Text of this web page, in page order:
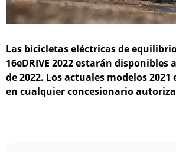
Las bicicletas eléctricas de equilibrio
16eDRIVE 2022 estarán disponibles
de 2022. Los actuales modelos
en cualquier concesionario